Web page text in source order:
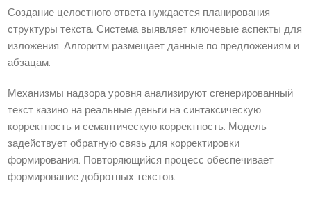
Создание целостного ответа нуждается планирования
структуры текста. Система выявляет ключевые аспекты для
изложения. Алгоритм размещает данные по предложениям и
абзацам.
Механизмы надзора уровня анализируют сгенерированный
текст казино на реальные деньги на синтаксическую
корректность и семантическую корректность. Модель
задействует обратную связь для корректировки
формирования. Повторяющийся процесс обеспечивает
формирование добротных текстов.